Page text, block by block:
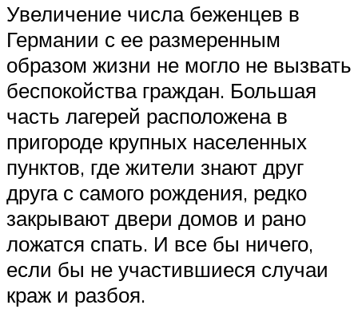
Увеличение числа беженцев в
Германии с ее размеренным
образом жизни не могло не вызвать
беспокойства граждан. Большая
часть лагерей расположена в
пригороде крупных населенных
пунктов, где жители знают друг
друга с самого рождения, редко
закрывают двери домов и рано
ложатся спать. И все бы ничего,
если бы не участившиеся случаи
краж и разбоя.